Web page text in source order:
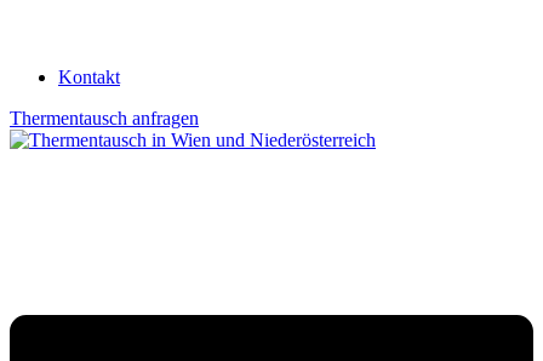
Kontakt
Thermentausch anfragen